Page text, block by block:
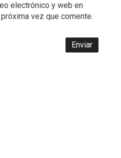
electrónico y web en
vez que comente.